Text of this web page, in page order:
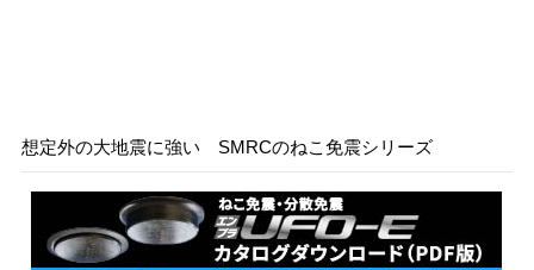
想定外の大地震に強い SMRCのねこ免震シリーズ